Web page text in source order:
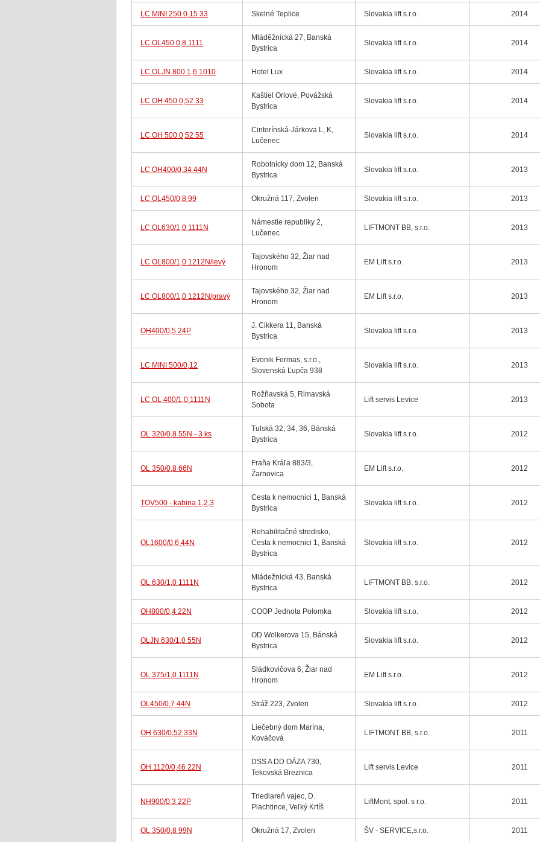
LC MINI 250 0,15 33 Skelné Teplice Slovakia lift s.r.o. 2014
LC OL450 0,8 1111
Mláděžnická 27, Banská
Bystrica
Slovakia lift s.r.o. 2014
LC OLJN 800 1,6 1010 Hotel Lux Slovakia lift s.r.o. 2014
LC OH 450 0,52 33
Kaštiel Orlové, Povážská
Bystrica
Slovakia lift s.r.o. 2014
LC OH 500 0,52 55
Cintorínská-Járkova L, K,
Lučenec
Slovakia lift s.r.o. 2014
LC OH400/0,34 44N
Robotnícky dom 12, Banská
Bystrica
Slovakia lift s.r.o. 2013
LC OL450/0,8 99 Okružná 117, Zvolen Slovakia lift s.r.o. 2013
LC OL630/1,0 1111N
Námestie republiky 2,
Lučenec
LIFTMONT BB, s.r.o. 2013
LC OL800/1,0 1212N/levý
Tajovského 32, Žiar nad
Hronom
EM Lift s.r.o. 2013
LC OL800/1,0 1212N/pravý
Tajovského 32, Žiar nad
Hronom
EM Lift s.r.o. 2013
OH400/0,5 24P
J. Cikkera 11, Banská
Bystrica
Slovakia lift s.r.o. 2013
LC MINI 500/0,12
Evonik Fermas, s.r.o.,
Slovenská Ľupča 938
Slovakia lift s.r.o. 2013
LC OL 400/1,0 1111N
Rožňavská 5, Rimavská
Sobota
Lift servis Levice 2013
OL 320/0,8 55N - 3 ks
Tulská 32, 34, 36, Bánská
Bystrica
Slovakia lift s.r.o. 2012
OL 350/0,8 66N
Fraňa Kráľa 883/3,
Žarnovica
EM Lift s.r.o. 2012
TOV500 - kabina 1,2,3
Cesta k nemocnici 1, Banská
Bystrica
Slovakia lift s.r.o. 2012
OL1600/0,6 44N
Rehabilitačné stredisko,
Cesta k nemocnici 1, Banská
Bystrica
Slovakia lift s.r.o. 2012
OL 630/1,0 1111N
Mládežnická 43, Banská
Bystrica
LIFTMONT BB, s.r.o. 2012
OH800/0,4 22N COOP Jednota Polomka Slovakia lift s.r.o. 2012
OLJN 630/1,0 55N
OD Wolkerova 15, Bánská
Bystrica
Slovakia lift s.r.o. 2012
OL 375/1,0 1111N
Sládkovičova 6, Žiar nad
Hronom
EM Lift s.r.o. 2012
OL450/0,7 44N Stráž 223, Zvolen Slovakia lift s.r.o. 2012
OH 630/0,52 33N
Liečebný dom Marína,
Kováčová
LIFTMONT BB, s.r.o. 2011
OH 1120/0,46 22N
DSS A DD OÁZA 730,
Tekovská Breznica
Lift servis Levice 2011
NH900/0,3 22P
Triediareň vajec, D.
Plachtince, Veľký Krtíš
LiftMont, spol. s r.o. 2011
OL 350/0,8 99N Okružná 17, Zvolen ŠV - SERVICE,s.r.o. 2011